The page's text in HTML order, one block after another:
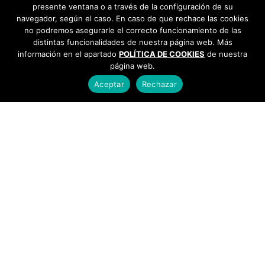
presente ventana o a través de la configuración de su
navegador, según el caso. En caso de que rechace las cookies
no podremos asegurarle el correcto funcionamiento de las
distintas funcionalidades de nuestra página web. Más
información en el apartado POLÍTICA DE COOKIES de nuestra
página web.
Aceptar
Rechazar